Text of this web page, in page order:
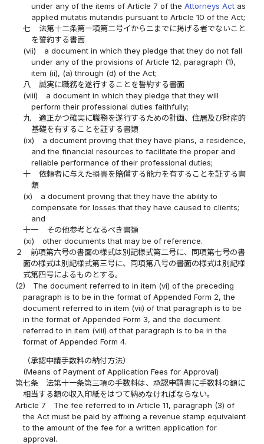
under any of the items of Article 7 of the Attorneys Actas
applied mutatis mutandis pursuant to Article 10 of the Act;
七
法第十二条第一項第二号イからニまでに掲げる者でないこと
を誓約する書面
(vii)
a document in which they pledge that they do not fall
under any of the provisions of Article 12, paragraph (1),
item (ii), (a) through (d) of the Act;
八
誠実に職務を遂行することを誓約する書面
(viii)
a document in which they pledge that they will
perform their professional duties faithfully;
九
適正かつ確実に職務を遂行するための計画、住居及び財産的
基礎を有することを証する書類
(ix)
a document proving that they have plans, a residence,
and the financial resources to facilitate the proper and
reliable performance of their professional duties;
十
依頼者に与えた損害を賠償する能力を有することを証する書
類
(x)
a document proving that they have the ability to
compensate for losses that they have caused to clients;
and
十一
その他参考となるべき書類
(xi)
other documents that may be of reference.
２
前項第六号の書面の様式は別記様式第二号に、同項第七号の書
面の様式は別記様式第三号に、同項第八号の書面の様式は別記様
式第四号によるものとする。
(2)
The document referred to in item (vi) of the preceding
paragraph is to be in the format of Appended Form 2, the
document referred to in item (vii) of that paragraph is to be
in the format of Appended Form 3, and the document
referred to in item (viii) of that paragraph is to be in the
format of Appended Form 4.
（承認申請手数料の納付方法）
(Means of Payment of Application Fees for Approval)
第七条
法第十一条第三項の手数料は、承認申請書に手数料の額に
相当する額の収入印紙をはつて納めなければならない。
Article 7
The fee referred to in Article 11, paragraph (3) of
the Act must be paid by affixing a revenue stamp equivalent
to the amount of the fee for a written application for
approval.